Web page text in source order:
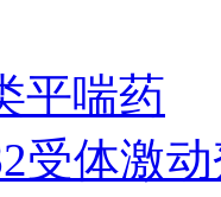
平喘药
受体激